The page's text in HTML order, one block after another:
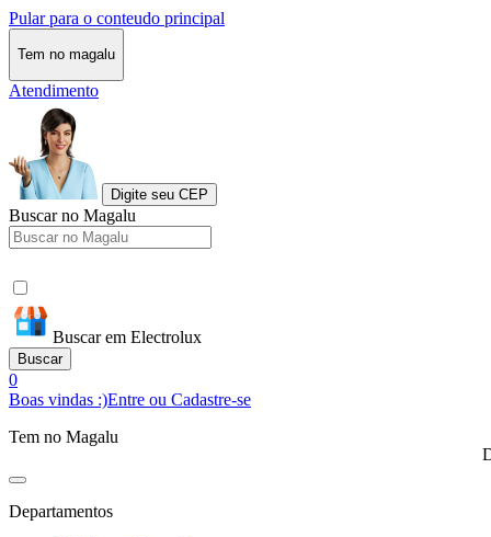
Pular para o conteudo principal
Tem no magalu
Atendimento
Digite seu CEP
Buscar no Magalu
Buscar em Electrolux
Buscar
0
Boas vindas :)Entre ou Cadastre-se
Tem no Magalu
Departamentos